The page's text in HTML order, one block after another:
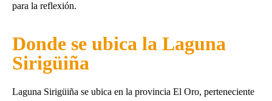
para la reflexión.
Donde se ubica la Laguna
Sirigüiña
Laguna Sirigüiña se ubica en la provincia El Oro, perteneciente